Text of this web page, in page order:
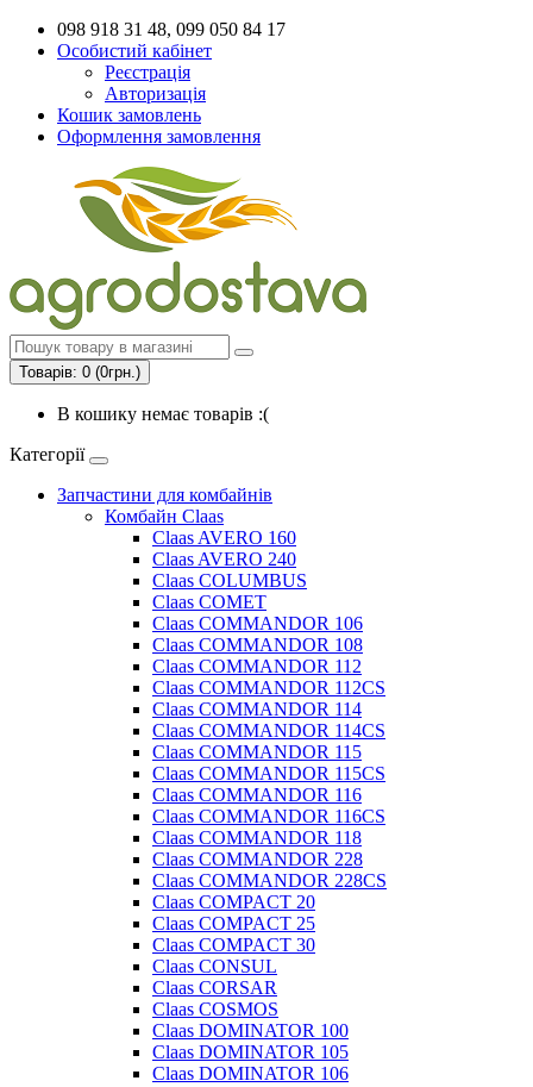
098 918 31 48, 099 050 84 17
Особистий кабінет
Реєстрація
Авторизація
Кошик замовлень
Оформлення замовлення
Товарів: 0 (0грн.)
В кошику немає товарів :(
Категорії
Запчастини для комбайнів
Комбайн Claas
Claas AVERO 160
Claas AVERO 240
Claas COLUMBUS
Claas COMET
Claas COMMANDOR 106
Claas COMMANDOR 108
Claas COMMANDOR 112
Claas COMMANDOR 112CS
Claas COMMANDOR 114
Claas COMMANDOR 114CS
Claas COMMANDOR 115
Claas COMMANDOR 115CS
Claas COMMANDOR 116
Claas COMMANDOR 116CS
Claas COMMANDOR 118
Claas COMMANDOR 228
Claas COMMANDOR 228CS
Claas COMPACT 20
Claas COMPACT 25
Claas COMPACT 30
Claas CONSUL
Claas CORSAR
Claas COSMOS
Claas DOMINATOR 100
Claas DOMINATOR 105
Claas DOMINATOR 106